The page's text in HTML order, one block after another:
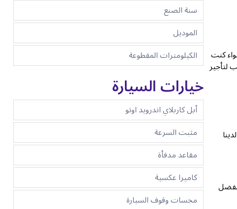
سواء كنت
لتأجير
لدينا
سنة الصنع
الموديل
الكيلومترات المقطوعة
خيارات السيارة
أبل كاربلاي اندرويد اوتو
مثبت السرعة
مقاعد مدفأة
كاميرا عكسية
مجسات وقوف السيارة